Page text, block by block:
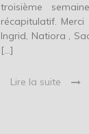
troisième
récapitulatif.
Ingrid, Natiora ,
[…]
Lire la suite